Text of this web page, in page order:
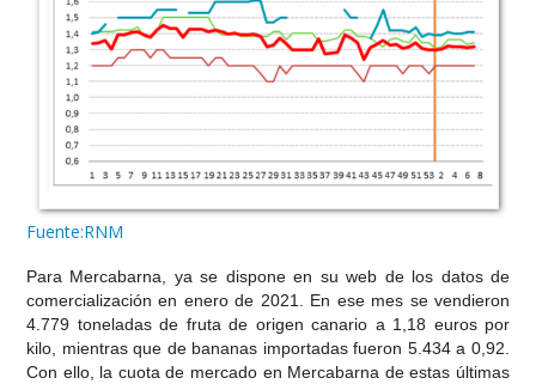
Fuente:RNM
Para Mercabarna, ya se dispone en su web de los datos de
comercialización en enero de 2021. En ese mes se vendieron
4.779 toneladas de fruta de origen canario a 1,18 euros por
kilo, mientras que de bananas importadas fueron 5.434 a 0,92.
Con ello, la cuota de mercado en Mercabarna de estas últimas